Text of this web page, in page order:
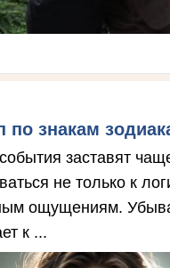
по знакам
заставят
не только к
ощущениям.
к ...